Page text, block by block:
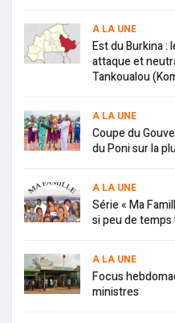
A LA UNE
Est du Burkina
attaque et
Tankoualou
A LA UNE
Coupe du
du Poni sur la
A LA UNE
Série « Ma
si peu de temps
A LA UNE
Focus
ministres